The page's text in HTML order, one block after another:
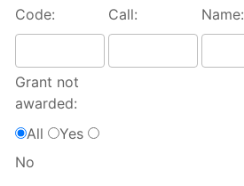
Code: Call: Name:
Grant not
awarded:
All
Yes
No